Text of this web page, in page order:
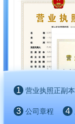
1 营业执照正副本
3 公司章程 4